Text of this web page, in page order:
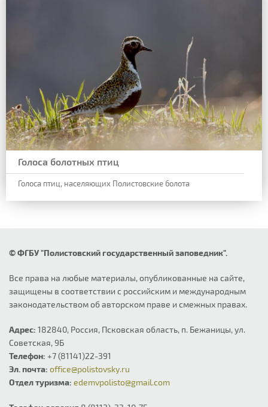
Голоса болотных птиц
Голоса птиц, населяющих Полистовские болота
© ФГБУ "Полистовский государственный заповедник".
Все права на любые материалы, опубликованные на сайте,
защищены в соответствии с российским и международным
законодательством об авторском праве и смежных правах.
Адрес: 182840, Россия, Псковская область, п. Бежаницы, ул.
Советская, 9Б
Телефон: +7 (81141)22-391
Эл. почта: office@polistovsky.ru
Отдел туризма: edemvpolisto@gmail.com